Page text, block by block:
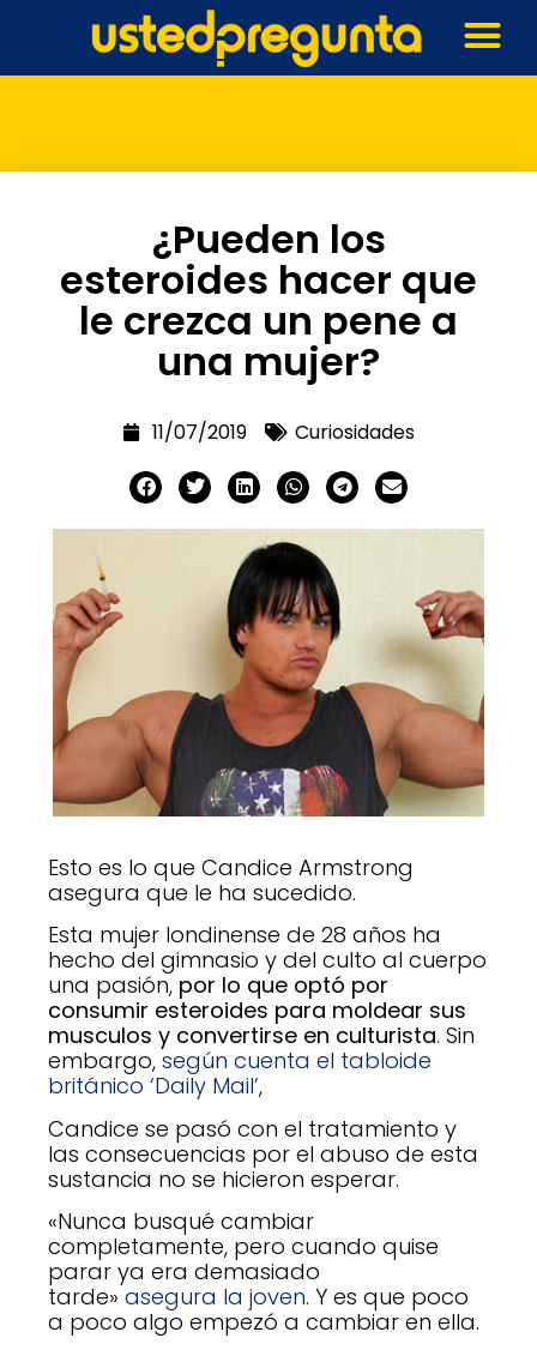
¿Pueden los
esteroides hacer que
le crezca un pene a
una mujer?
11/07/2019 Curiosidades
Esto es lo que Candice Armstrong
asegura que le ha sucedido.
Esta mujer londinense de 28 años ha
hecho del gimnasio y del culto al cuerpo
una pasión, por lo que optó por
consumir esteroides para moldear sus
musculos y convertirse en culturista. Sin
embargo, según cuenta el tabloide
británico ‘Daily Mail’,
Candice se pasó con el tratamiento y
las consecuencias por el abuso de esta
sustancia no se hicieron esperar.
«Nunca busqué cambiar
completamente, pero cuando quise
parar ya era demasiado
tarde» asegura la joven. Y es que poco
a poco algo empezó a cambiar en ella.